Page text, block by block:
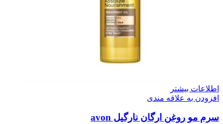
اطلاعات بیشتر
افزودن به علاقه مندی
سرم مو روغن ارگان نارگيل avon